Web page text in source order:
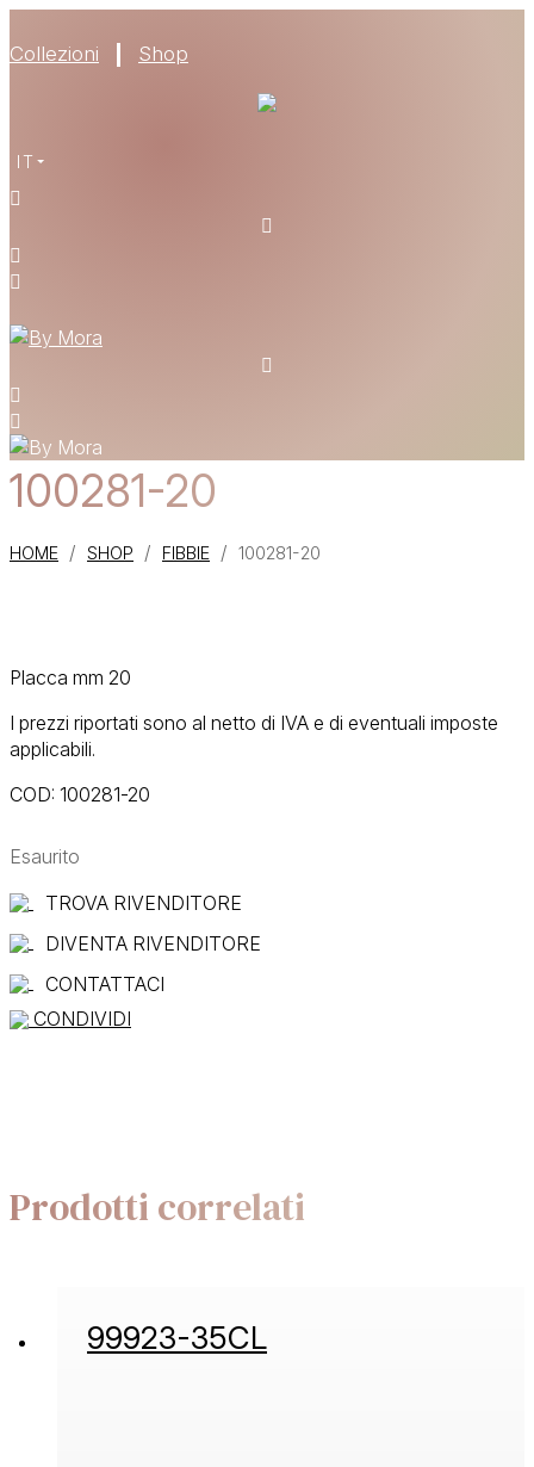
Collezioni Shop
IT
100281-20
HOME / SHOP / FIBBIE / 100281-20
Placca mm 20
I prezzi riportati sono al netto di IVA e di eventuali imposte
applicabili.
COD: 100281-20
Esaurito
TROVA RIVENDITORE
DIVENTA RIVENDITORE
CONTATTACI
CONDIVIDI
Prodotti correlati
99923-35CL